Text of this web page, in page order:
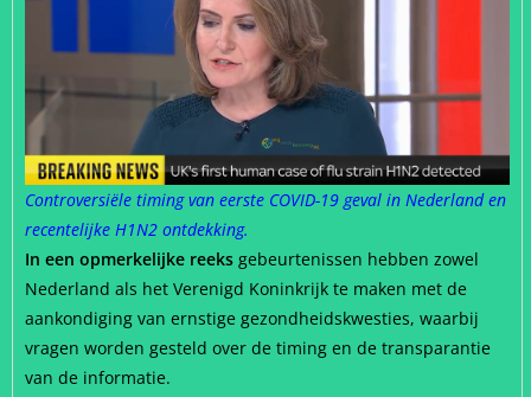
Controversiële timing van eerste COVID-19 geval in Nederland en
recentelijke H1N2 ontdekking.
In een opmerkelijke reeks gebeurtenissen hebben zowel
Nederland als het Verenigd Koninkrijk te maken met de
aankondiging van ernstige gezondheidskwesties, waarbij
vragen worden gesteld over de timing en de transparantie
van de informatie.